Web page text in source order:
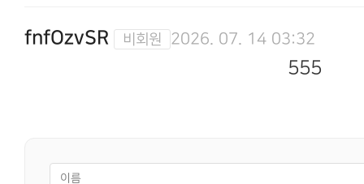
fnfOzvSR 2026. 07. 14 03:32
555